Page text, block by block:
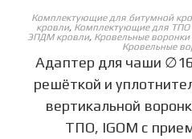
ОБЕРІТЬ
Комплектующие для битумной
кровли, Комплектующие для ТПО
ЭПДМ кровли, Кровельные
Кровельные
Адаптер для чаши
решёткой и
вертикальной
ТПО, IGOM с